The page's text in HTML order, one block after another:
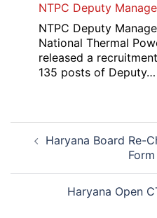
NTPC Deputy
NTPC Deputy
National Thermal
released a
135 posts of Deputy…
Post
navigation
Haryana Board Re-
Haryana Open